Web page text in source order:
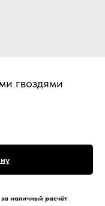
гвоздями
наличный расчёт